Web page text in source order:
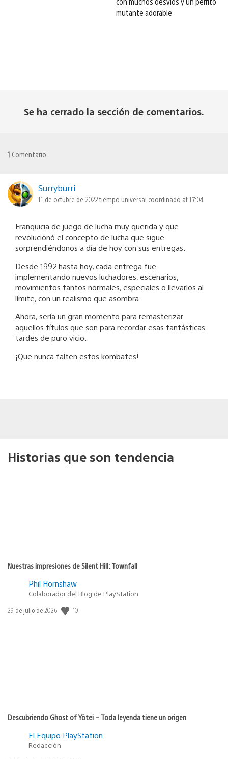
mutante adorable
Se ha cerrado la sección de comentarios.
1 Comentario
Surryburri
11 de octubre de 2022 tiempo universal coordinado at 17:04
Franquicia de juego de lucha muy querida y que
revolucionó el concepto de lucha que sigue
sorprendiéndonos a día de hoy con sus entregas.
Desde 1992 hasta hoy, cada entrega fue
implementando nuevos luchadores, escenarios,
movimientos tantos normales, especiales o llevarlos al
límite, con un realismo que asombra.
Ahora, sería un gran momento para remasterizar
aquellos títulos que son para recordar esas fantásticas
tardes de puro vicio.
¡Que nunca falten estos kombates!
Historias que son tendencia
Nuestras impresiones de Silent Hill: Townfall
Phil Hornshaw
Colaborador del Blog de PlayStation
Fecha
29 de julio de 2026 10
Descubriendo Ghost of Yōtei – Toda leyenda tiene un origen
El Equipo PlayStation
Redacción